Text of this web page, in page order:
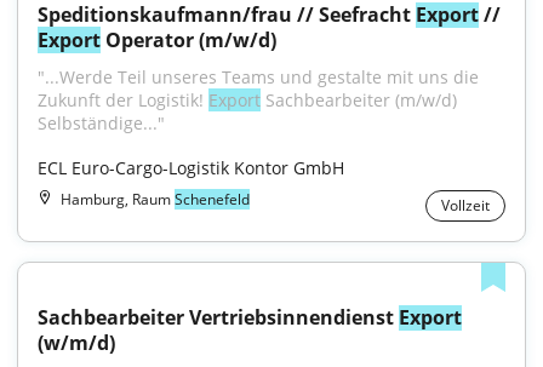
Speditionskaufmann/frau // Seefracht Export
Export Operator (m/w/d)
"...Werde Teil unseres Teams und gestalte mit uns die
Zukunft der Logistik! Export Sachbearbeiter (m/w/d)
Selbständige..."
ECL Euro-Cargo-Logistik Kontor GmbH
Hamburg, RaumSchenefeld Vollzeit
Sachbearbeiter Vertriebsinnendienst Export
(w/m/d)